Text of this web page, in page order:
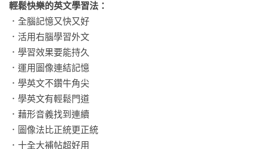
輕鬆快樂的英文學習法：
．全腦記憶又快又好
．活用右腦學習外文
．學習效果要能持久
．運用圖像連結記憶
．學英文不鑽牛角尖
．學英文有輕鬆門道
．藉形音義找到連續
．圖像法比正統更正統
．十全大補帖超好用